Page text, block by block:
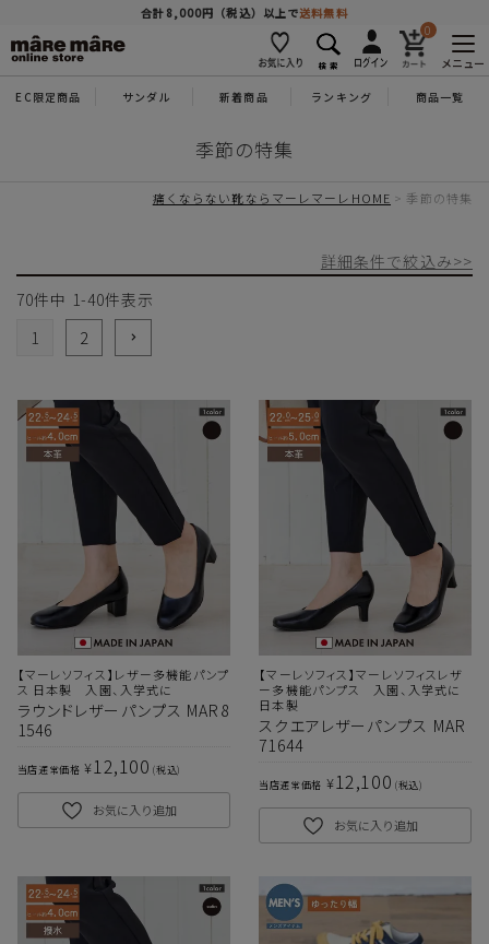
合計8,000円（税込）以上で送料無料
0
メニュー
EC限定商品 サンダル 新着商品 ランキング 商品一覧
季節の特集
痛くならない靴ならマーレマーレHOME 季節の特集
詳細条件で絞込み>>
70件中 1-40件表示
1
2
【マーレソフィス】レザー多機能パンプ
ス 日本製 入園、入学式に
ラウンドレザーパンプス MAR8
1546
当店通常価格 ¥12,100 税込
お気に入り追加
【マーレソフィス】マーレソフィスレザ
ー多機能パンプス 入園、入学式に
日本製
スクエアレザーパンプス MAR
71644
当店通常価格 ¥12,100 税込
お気に入り追加
商品を探す
特徴
ブランド
カラー
ヒールの高さ
絞り込んで検索する